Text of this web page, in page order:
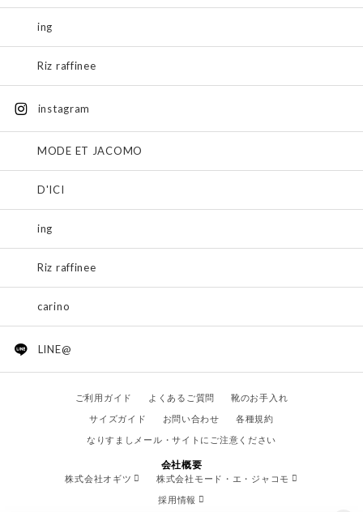
ing
Riz raffinee
instagram
MODE ET JACOMO
D'ICI
ing
Riz raffinee
carino
LINE@
ご利用ガイド よくあるご質問
靴のお手入れ
サイズガイド
お問い合わせ
各種規約
なりすましメール・サイトにご注意ください
会社概要
株式会社オギツ
株式会社モード・エ・ジャコモ
採用情報